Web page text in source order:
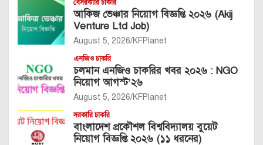
বেসরকারি চাকরি
আকিজ ভেঞ্চার নিয়োগ বিজ্ঞপ্তি ২০২৬ (Akij
Venture Ltd Job)
August 5, 2026 KFPlanet
এনজিও চাকরি
চলমান এনজিও চাকরির খবর ২০২৬ : NGO
নিয়োগ আগস্ট’২৬
August 5, 2026 KFPlanet
সরকারি চাকরি
বাংলাদেশ প্রকৌশল বিশ্ববিদ্যালয় বুয়েট
নিয়োগ বিজ্ঞপ্তি ২০২৬ (১১ ধরনের)